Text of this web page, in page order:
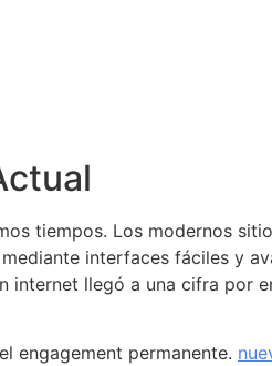
tiempos. Los modernos
interfaces fáciles y
internet llegó a una cifra por
engagement permanente.